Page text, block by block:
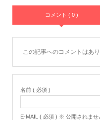
コメント ( 0 )
この記事へのコメントはあり
名前 ( 必須 )
E-MAIL ( 必須 ) ※ 公開されませ